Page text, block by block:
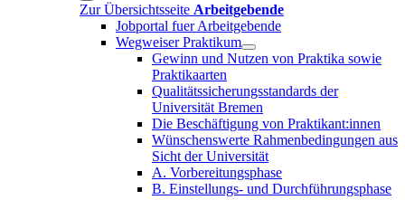
Zur Übersichtsseite Arbeitgebende
Jobportal fuer Arbeitgebende
Wegweiser Praktikum
Gewinn und Nutzen von Praktika sowie
Praktikaarten
Qualitätssicherungsstandards der
Universität Bremen
Die Beschäftigung von Praktikant:innen
Wünschenswerte Rahmenbedingungen aus
Sicht der Universität
A. Vorbereitungsphase
B. Einstellungs- und Durchführungsphase